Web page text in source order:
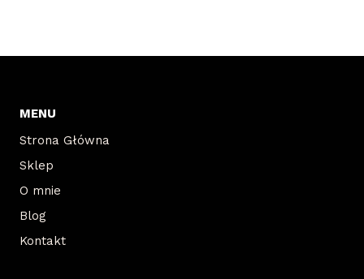
MENU
Strona Główna
Sklep
O mnie
Blog
Kontakt